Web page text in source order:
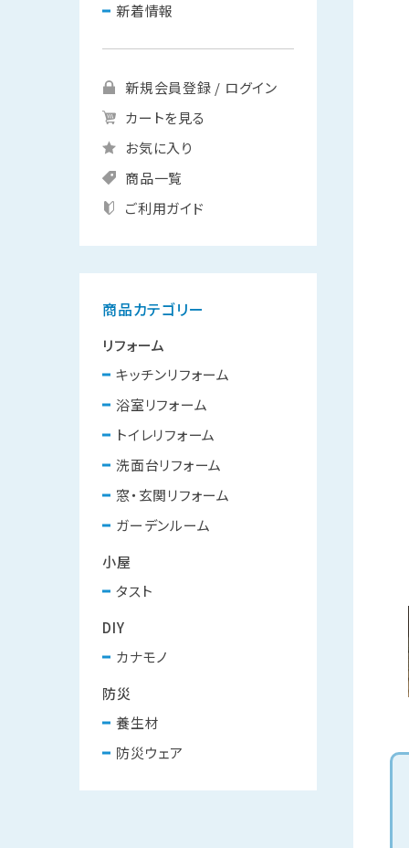
新着情報
新規会員登録 / ログイン
カートを見る
お気に入り
商品一覧
ご利用ガイド
商品カテゴリー
リフォーム
キッチンリフォーム
浴室リフォーム
トイレリフォーム
洗面台リフォーム
窓・玄関リフォーム
ガーデンルーム
小屋
タスト
DIY
カナモノ
防災
養生材
防災ウェア